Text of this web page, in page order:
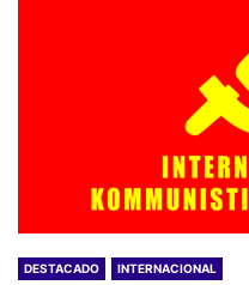
DESTACADO INTERNACIONAL